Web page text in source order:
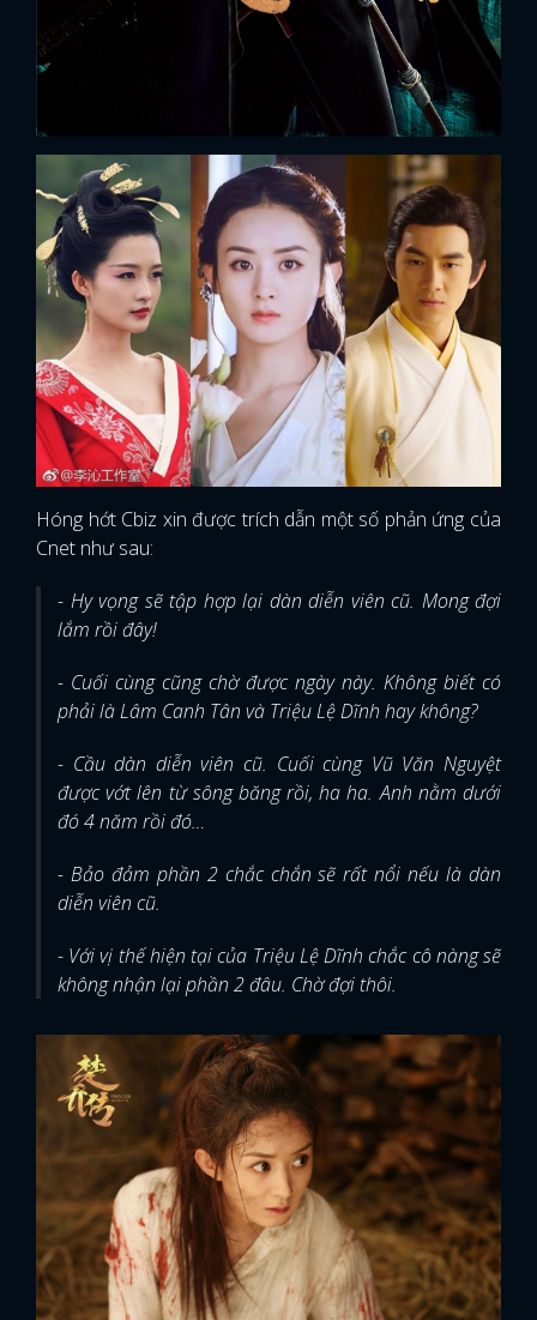
Hóng hớt Cbiz xin được trích dẫn một số phản ứng của
Cnet như sau:
- Hy vọng sẽ tập hợp lại dàn diễn viên cũ. Mong đợi
lắm rồi đây!
- Cuối cùng cũng chờ được ngày này. Không biết có
phải là Lâm Canh Tân và Triệu Lệ Dĩnh hay không?
- Cầu dàn diễn viên cũ. Cuối cùng Vũ Văn Nguyệt
được vớt lên từ sông băng rồi, ha ha. Anh nằm dưới
đó 4 năm rồi đó…
- Bảo đảm phần 2 chắc chắn sẽ rất nổi nếu là dàn
diễn viên cũ.
- Với vị thế hiện tại của Triệu Lệ Dĩnh chắc cô nàng sẽ
không nhận lại phần 2 đâu. Chờ đợi thôi.